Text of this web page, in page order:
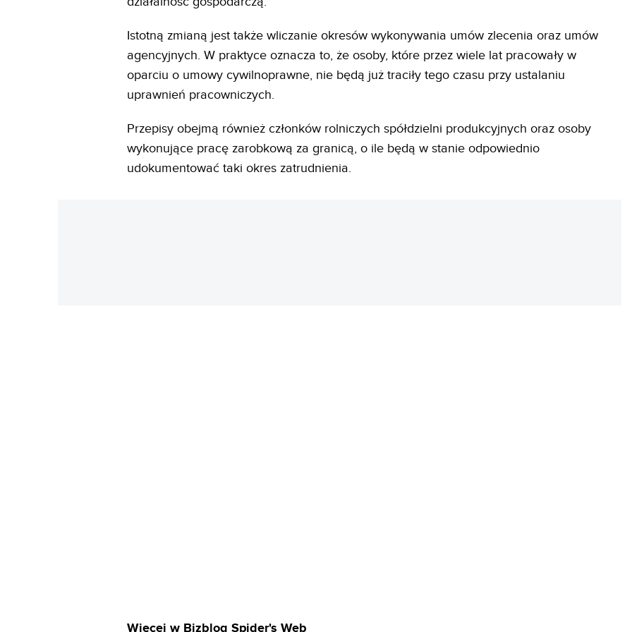
Istotną zmianą jest także wliczanie okresów wykonywania umów zlecenia oraz umów
agencyjnych. W praktyce oznacza to, że osoby, które przez wiele lat pracowały w
oparciu o umowy cywilnoprawne, nie będą już traciły tego czasu przy ustalaniu
uprawnień pracowniczych.
Przepisy obejmą również członków rolniczych spółdzielni produkcyjnych oraz osoby
wykonujące pracę zarobkową za granicą, o ile będą w stanie odpowiednio
udokumentować taki okres zatrudnienia.
Więcej w Bizblog Spider's Web